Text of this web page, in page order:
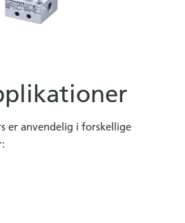
er anvendelig i forskellige